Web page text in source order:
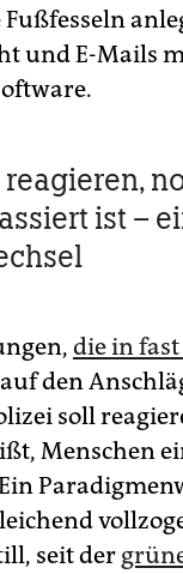
und E-Mails
ist –
die in
den
soll
Menschen
seit der